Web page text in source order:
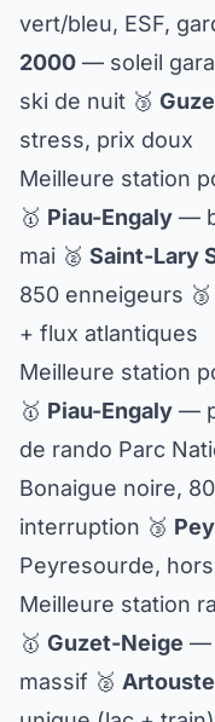
vert/bleu, ESF,
2000 — soleil
ski de nuit 🥉
stress, prix doux
Meilleure station
🥇 Piau-Engaly —
mai 🥈 Saint-Lary
850 enneigeurs 🥉
+ flux atlantiques
Meilleure station
🥇 Piau-Engaly —
de rando Parc
Bonaigue noire,
interruption 🥉
Peyresourde,
Meilleure station
🥇 Guzet-Neige —
massif 🥈 Artouste